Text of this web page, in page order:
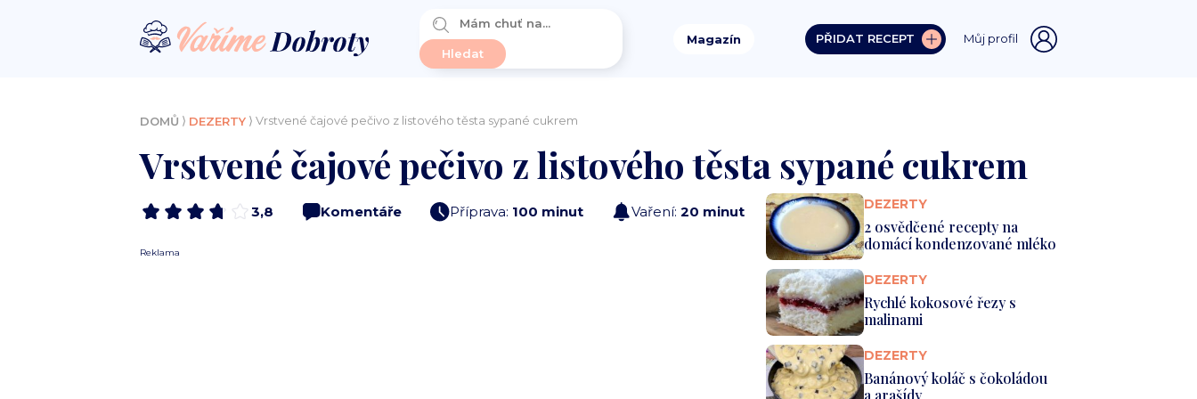
Magazín PŘIDAT RECEPT Můj profil
DOMŮ ⟩ DEZERTY⟩ Vrstvené čajové pečivo z listového těsta sypané cukrem
Vrstvené čajové pečivo z listového těsta sypané cukrem
3,8 Komentáře Příprava: 100 minut Vaření: 20 minut
Reklama
DEZERTY
2 osvědčené recepty na
domácí kondenzované mléko
DEZERTY
Rychlé kokosové řezy s
malinami
DEZERTY
Banánový koláč s čokoládou
a arašídy